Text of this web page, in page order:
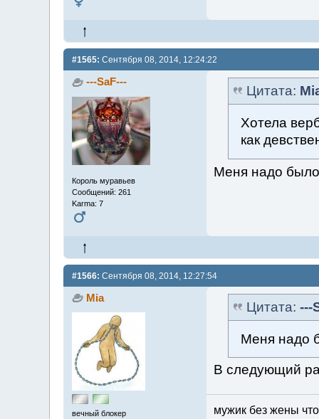
#1565: Сентября 08, 2014, 12:24:22
---SaF---
Король муравьев
Сообщений: 261
Karma: 7
Цитата:
Хотела
как
Меня надо
#1566: Сентября 08, 2014, 12:27:54
Mia
вечный блокер
Цитата: ---
Меня надо
В следующий
мужик без жены